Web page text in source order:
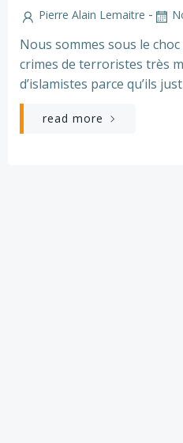
Pierre Alain Lemaitre -
Nous sommes sous le
crimes de terroristes très
d’islamistes parce qu’ils
read more